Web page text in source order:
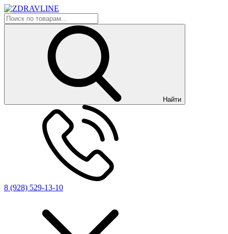
Найти
8 (928) 529-13-10